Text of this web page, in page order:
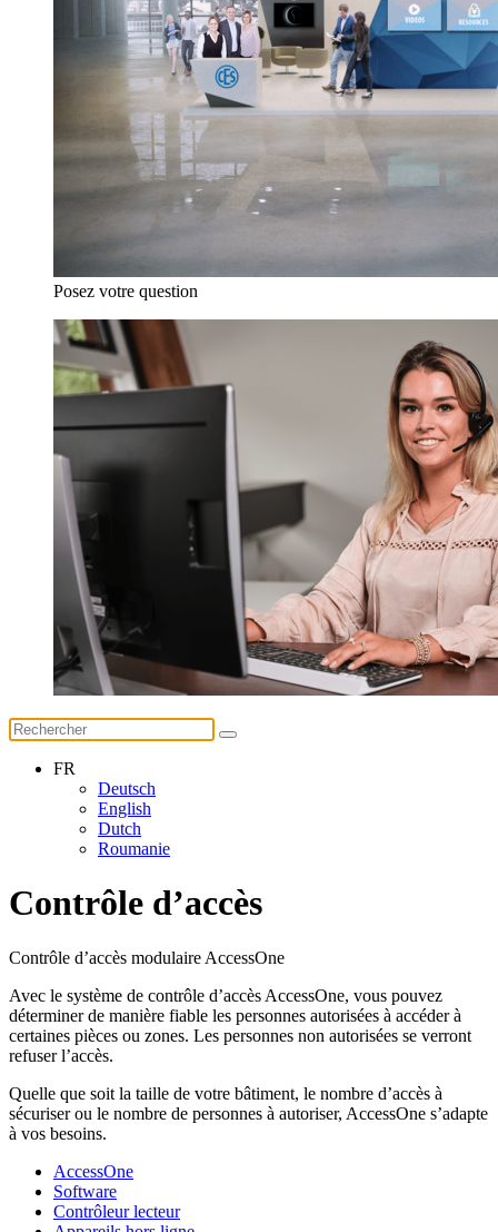
Posez votre question
FR
Deutsch
English
Dutch
Roumanie
Contrôle d’accès
Contrôle d’accès modulaire AccessOne
Avec le système de contrôle d’accès AccessOne, vous pouvez
déterminer de manière fiable les personnes autorisées à accéder à
certaines pièces ou zones. Les personnes non autorisées se verront
refuser l’accès.
Quelle que soit la taille de votre bâtiment, le nombre d’accès à
sécuriser ou le nombre de personnes à autoriser, AccessOne s’adapte
à vos besoins.
AccessOne
Software
Contrôleur lecteur